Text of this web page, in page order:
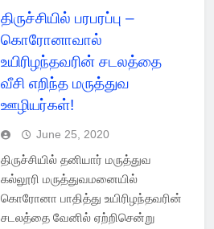
திருச்சியில் பரபரப்பு –
கொரோனாவால்
உயிரிழந்தவரின் சடலத்தை
வீசி எறிந்த மருத்துவ
ஊழியர்கள்!
June 25, 2020
திருச்சியில் தனியார் மருத்துவ
கல்லூரி மருத்துவமனையில்
கொரோனா பாதித்து உயிரிழந்தவரின்
சடலத்தை வேனில் ஏற்றிசென்று